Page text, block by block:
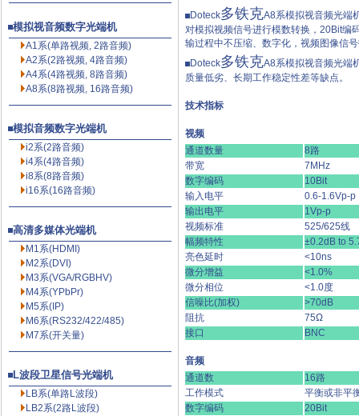
模拟视音频数字光端机
A1系(单路视频, 2路音频)
A2系(2路视频, 4路音频)
A4系(4路视频, 8路音频)
A8系(8路视频, 16路音频)
模拟音频数字光端机
i2系(2路音频)
i4系(4路音频)
i8系(8路音频)
i16系(16路音频)
高清多媒体光端机
M1系(HDMI)
M2系(DVI)
M3系(VGA/RGBHV)
M4系(YPbPr)
M5系(IP)
M6系(RS232/422/485)
M7系(开关量)
L波段卫星信号光端机
LB系(单路L波段)
LB2系(2路L波段)
Doteck多铁克A8系模拟视音频光端
对模拟视频信号进行模数转换，20Bit编
输过程中不压缩、数字化，视频图像信
Doteck多铁克A8系模拟视音频光端
质量低劣、长期工作稳定性差等缺点。
技术指标
视频
通道数量
8路
带宽
7MHz
数字编码
10Bit
输入电平
0.6-1.6Vp-p
输出电平
1Vp-p
视频标准
525/625线
幅频特性
±0.2dB to
亮色延时
<10ns
微分增益
<1.0%
微分相位
<1.0度
信噪比(加权)
>70dB
阻抗
75Ω
接口
BNC
音频
通道数
16路
工作模式
平衡或非平
数字编码
20Bit